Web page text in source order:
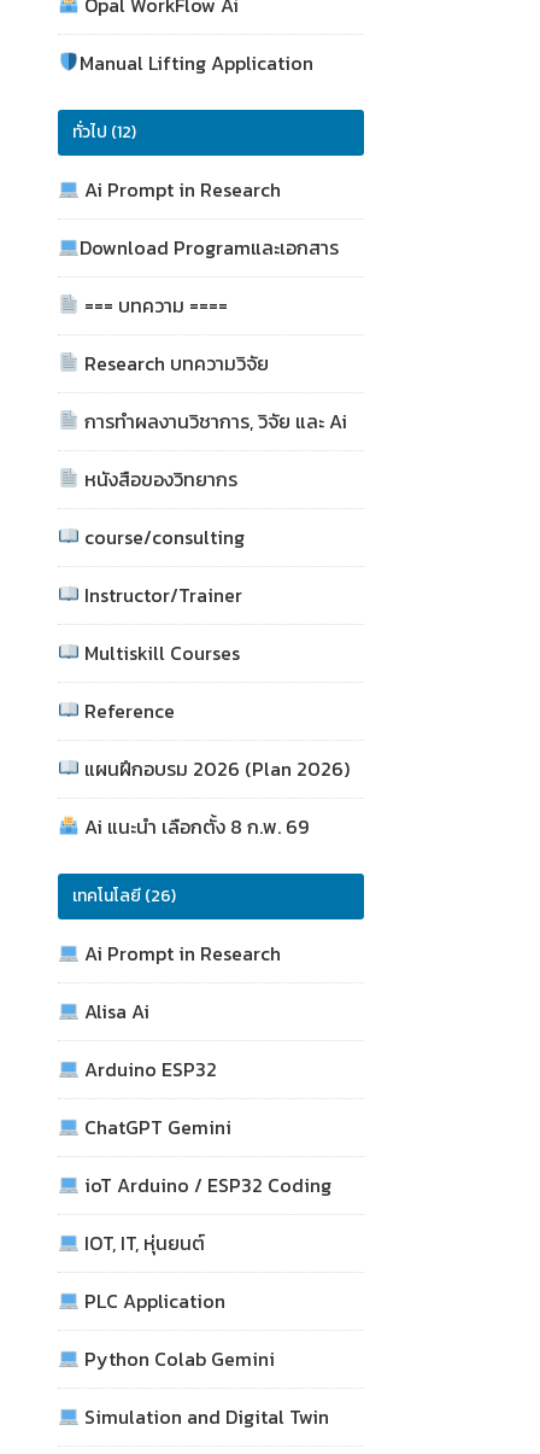
Manual Lifting Application
ทั่วไป (12)
Ai Prompt in Research
Download Programและเอกสาร
=== บทความ ====
Research บทความวิจัย
การทำผลงานวิชาการ, วิจัย และ Ai
หนังสือของวิทยากร
course/consulting
Instructor/Trainer
Multiskill Courses
Reference
แผนฝึกอบรม 2026 (Plan 2026)
Ai แนะนำ เลือกตั้ง 8 ก.พ. 69
เทคโนโลยี (26)
Ai Prompt in Research
Alisa Ai
Arduino ESP32
ChatGPT Gemini
ioT Arduino / ESP32 Coding
IOT, IT, หุ่นยนต์
PLC Application
Python Colab Gemini
Simulation and Digital Twin